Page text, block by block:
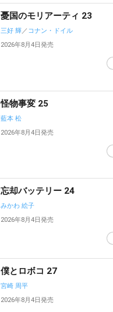
憂国のモリアーティ 23
三好 輝／ コナン・ドイル
2026年8月4日発売
怪物事変 25
藍本 松
2026年8月4日発売
忘却バッテリー 24
みかわ 絵子
2026年8月4日発売
僕とロボコ 27
宮崎 周平
2026年8月4日発売